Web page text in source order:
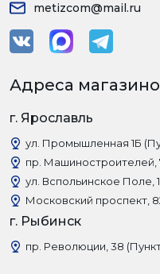
metizcom@mail.ru
Адреса
г. Ярославль
ул. Промышленная 1Б
пр. Машиностроителей,
ул. Вспольинское Поле,
Московский проспект,
г. Рыбинск
пр. Революции, 38